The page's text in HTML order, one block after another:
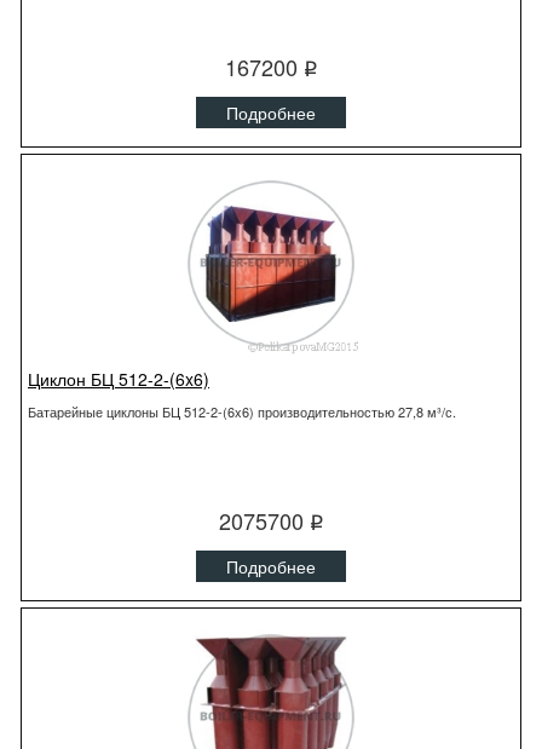
167200 q
Подробнее
Циклон БЦ 512-2-(6x6)
Батарейные циклоны БЦ 512-2-(6x6) производительностью 27,8 м³/с.
2075700 q
Подробнее